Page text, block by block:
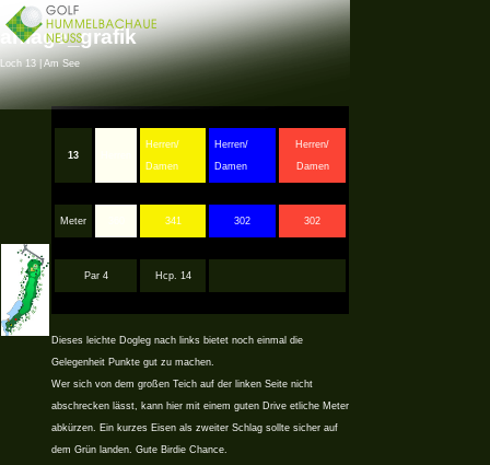
anlage_grafik
Loch 13 | Am See
13
Herren/
Damen
Herren/
Damen
Herren/
Damen
Meter 341 302 302
Par 4 Hcp. 14
Dieses leichte Dogleg nach links bietet noch einmal die
Gelegenheit Punkte gut zu machen.
Wer sich von dem großen Teich auf der linken Seite nicht
abschrecken lässt, kann hier mit einem guten Drive etliche Meter
abkürzen. Ein kurzes Eisen als zweiter Schlag sollte sicher auf
dem Grün landen. Gute Birdie Chance.